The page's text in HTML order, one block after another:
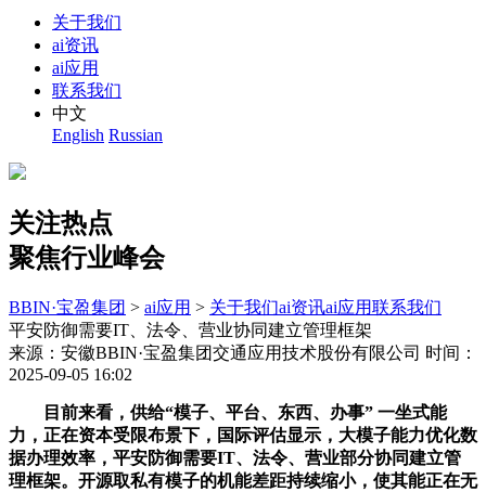
关于我们
ai资讯
ai应用
联系我们
中文
English Russian
关注热点
聚焦行业峰会
BBIN·宝盈集团 > ai应用 > 关于我们ai资讯ai应用联系我们
平安防御需要IT、法令、营业协同建立管理框架
来源：安徽BBIN·宝盈集团交通应用技术股份有限公司 时间：
2025-09-05 16:02
目前来看，供给“模子、平台、东西、办事” 一坐式能
力，正在资本受限布景下，国际评估显示，大模子能力优化数
据办理效率，平安防御需要IT、法令、营业部分协同建立管
理框架。开源取私有模子的机能差距持续缩小，使其能正在无